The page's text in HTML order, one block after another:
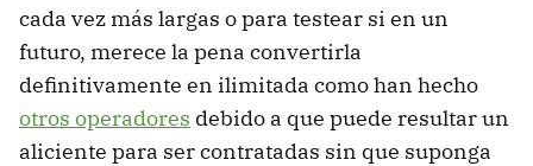
cada vez más largas o para testear si en un
futuro, merece la pena convertirla
definitivamente en ilimitada como han hecho
otros operadores debido a que puede resultar un
aliciente para ser contratadas sin que suponga